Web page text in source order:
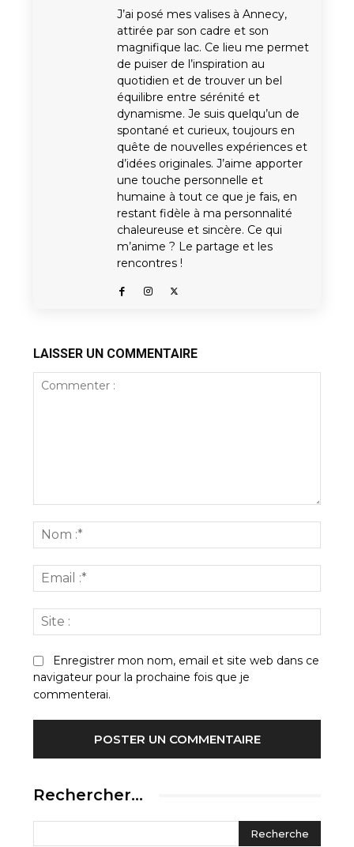
J’ai posé mes valises à Annecy,
attirée par son cadre et son
magnifique lac. Ce lieu me permet
de puiser de l’inspiration au
quotidien et de trouver un bel
équilibre entre sérénité et
dynamisme. Je suis quelqu’un de
spontané et curieux, toujours en
quête de nouvelles expériences et
d’idées originales. J’aime apporter
une touche personnelle et
humaine à tout ce que je fais, en
restant fidèle à ma personnalité
chaleureuse et sincère. Ce qui
m’anime ? Le partage et les
rencontres !
LAISSER UN COMMENTAIRE
:*
:*
:
Enregistrer mon nom, email et site web dans ce
navigateur pour la prochaine fois que je
commenterai.
Rechercher…